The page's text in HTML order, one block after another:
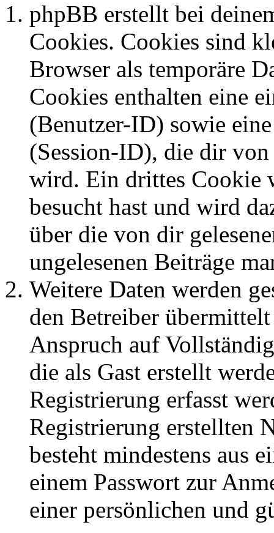
phpBB erstellt bei
Cookies. Cookies sind
Browser als temporäre
Cookies enthalten eine
(Benutzer-ID) sowie
(Session-ID), die dir
wird. Ein drittes Cookie
besucht hast und wird
über die von dir
ungelesenen Beiträge
Weitere Daten werden
den Betreiber
Anspruch auf
die als Gast erstellt
Registrierung erfasst
Registrierung erstellten
besteht mindestens aus
einem Passwort zur
einer persönlichen und